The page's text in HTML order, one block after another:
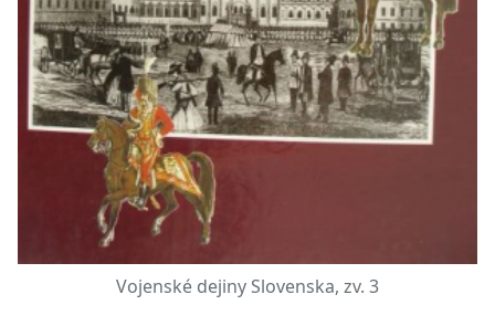
Vojenské dejiny Slovenska, zv. 3